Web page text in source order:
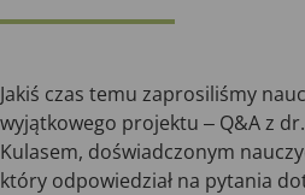
Jakiś czas temu zaprosiliśmy
wyjątkowego projektu ‒ Q&A z
Kulasem, doświadczonym
który odpowiedział na pytania